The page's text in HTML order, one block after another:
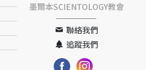
墨爾本SCIENTOLOGY教會
聯絡我們
追蹤我們